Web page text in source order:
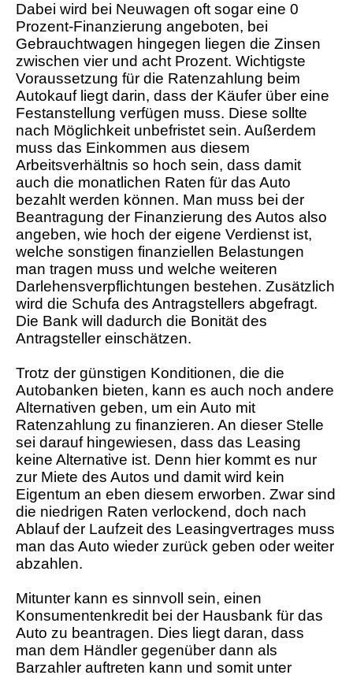
Dabei wird bei Neuwagen oft sogar eine 0
Prozent-Finanzierung angeboten, bei
Gebrauchtwagen hingegen liegen die Zinsen
zwischen vier und acht Prozent. Wichtigste
Voraussetzung für die Ratenzahlung beim
Autokauf liegt darin, dass der Käufer über eine
Festanstellung verfügen muss. Diese sollte
nach Möglichkeit unbefristet sein. Außerdem
muss das Einkommen aus diesem
Arbeitsverhältnis so hoch sein, dass damit
auch die monatlichen Raten für das Auto
bezahlt werden können. Man muss bei der
Beantragung der Finanzierung des Autos also
angeben, wie hoch der eigene Verdienst ist,
welche sonstigen finanziellen Belastungen
man tragen muss und welche weiteren
Darlehensverpflichtungen bestehen. Zusätzlich
wird die Schufa des Antragstellers abgefragt.
Die Bank will dadurch die Bonität des
Antragsteller einschätzen.
Trotz der günstigen Konditionen, die die
Autobanken bieten, kann es auch noch andere
Alternativen geben, um ein Auto mit
Ratenzahlung zu finanzieren. An dieser Stelle
sei darauf hingewiesen, dass das Leasing
keine Alternative ist. Denn hier kommt es nur
zur Miete des Autos und damit wird kein
Eigentum an eben diesem erworben. Zwar sind
die niedrigen Raten verlockend, doch nach
Ablauf der Laufzeit des Leasingvertrages muss
man das Auto wieder zurück geben oder weiter
abzahlen.
Mitunter kann es sinnvoll sein, einen
Konsumentenkredit bei der Hausbank für das
Auto zu beantragen. Dies liegt daran, dass
man dem Händler gegenüber dann als
Barzahler auftreten kann und somit unter